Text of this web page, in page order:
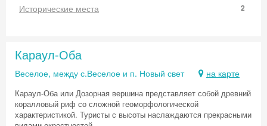
Исторические места 2
Караул-Оба
Веселое, между с.Веселое и п. Новый свет на карте
Караул-Оба или Дозорная вершина представляет собой древний
коралловый риф со сложной геоморфологической
характеристикой. Туристы с высоты наслаждаются прекрасными